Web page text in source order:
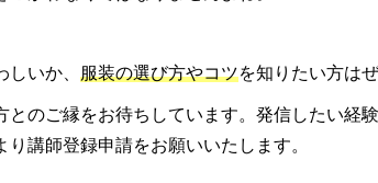
いか、 服装の選び方やコツを知りたい方は
とのご縁をお待ちしています。発信したい経
り講師登録申請をお願いいたします。